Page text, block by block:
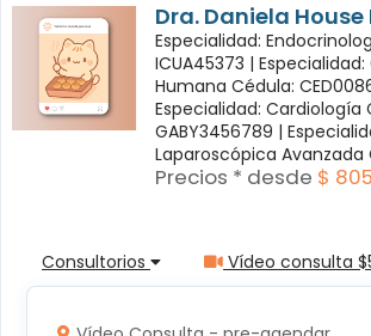
Dra. Daniela
Especialidad:
ICUA45373 |
Humana Cédula:
Especialidad: Cardiología
GABY3456789 |
Laparoscópica Avanzada
Precios * desde $ 805
Consultorios Vídeo consulta